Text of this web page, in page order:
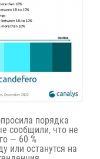
порядка
сообщили, что не
— 60 %
или останутся на